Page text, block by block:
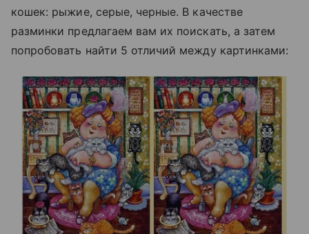
кошек: рыжие, серые, черные. В качестве
разминки предлагаем вам их поискать, а затем
попробовать найти 5 отличий между картинками: